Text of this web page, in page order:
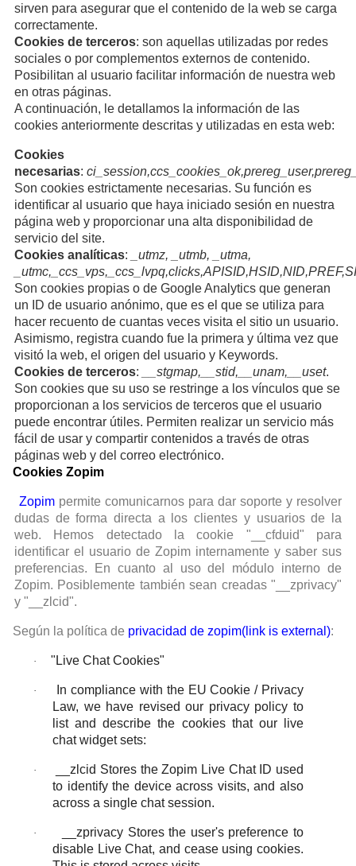
sirven para asegurar que el contenido de la web se carga
correctamente.
Cookies de terceros: son aquellas utilizadas por redes
sociales o por complementos externos de contenido.
Posibilitan al usuario facilitar información de nuestra web
en otras páginas.
A continuación, le detallamos la información de las
cookies anteriormente descritas y utilizadas en esta web:
Cookies
necesarias:
Son cookies estrictamente necesarias. Su función es
identificar al usuario que haya iniciado sesión en nuestra
página web y proporcionar una alta disponibilidad de
servicio del site.
Cookies analíticas:
_utmz, _utmb, _utma,
Son cookies propias o de Google Analytics que generan
un ID de usuario anónimo, que es el que se utiliza para
hacer recuento de cuantas veces visita el sitio un usuario.
Asimismo, registra cuando fue la primera y última vez que
visitó la web, el origen del usuario y Keywords.
Cookies de terceros: __stgmap,__stid,__unam,__uset.
Son cookies que su uso se restringe a los vínculos que se
proporcionan a los servicios de terceros que el usuario
puede encontrar útiles. Permiten realizar un servicio más
fácil de usar y compartir contenidos a través de otras
páginas web y del correo electrónico.
Cookies Zopim
Zopim permite comunicarnos para dar soporte y resolver
dudas de forma directa a los clientes y usuarios de la
web. Hemos detectado la cookie "__cfduid" para
identificar el usuario de Zopim internamente y saber sus
preferencias. En cuanto al uso del módulo interno de
Zopim. Posiblemente también sean creadas "__zprivacy"
y "__zlcid".
Según la política de privacidad de zopim(link is external):
· "Live Chat Cookies"
·
In compliance with the EU Cookie / Privacy
Law, we have revised our privacy policy to
list and describe the cookies that our live
chat widget sets:
·
__zlcid Stores the Zopim Live Chat ID used
to identify the device across visits, and also
across a single chat session.
·
__zprivacy Stores the user's preference to
disable Live Chat, and cease using cookies.